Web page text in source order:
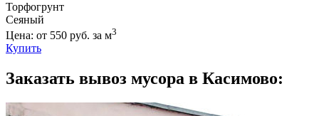
Торфогрунт
Сеяный
Цена: от 550 руб. за м3
Купить
Заказать вывоз мусора в Касимово: